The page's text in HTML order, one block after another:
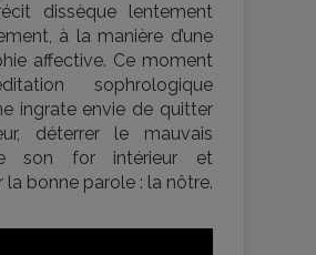
dissèque lentement
à la manière d’une
affective. Ce moment
sophrologique
ingrate envie de quitter
déterrer le mauvais
son for intérieur et
la bonne parole : la nôtre.